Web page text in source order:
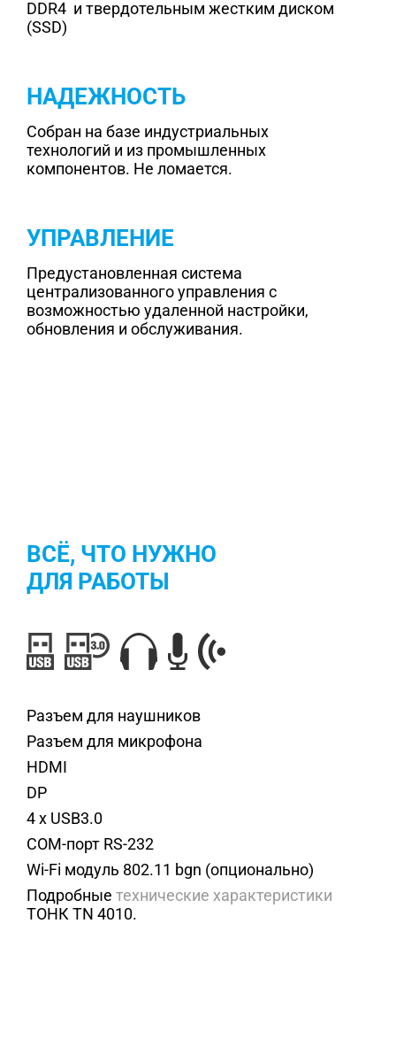
DDR4 и твердотельным жестким диском
(SSD)
НАДЕЖНОСТЬ
Собран на базе индустриальных
технологий и из промышленных
компонентов. Не ломается.
УПРАВЛЕНИЕ
Предустановленная система
централизованного управления с
возможностью удаленной настройки,
обновления и обслуживания.
ВСЁ, ЧТО НУЖНО
ДЛЯ РАБОТЫ
Разъем для наушников
Разъем для микрофона
HDMI
DP
4 х USB3.0
COM-порт RS-232
Wi-Fi модуль 802.11 bgn (опционально)
Подробные технические характеристики
ТОНК TN 4010.